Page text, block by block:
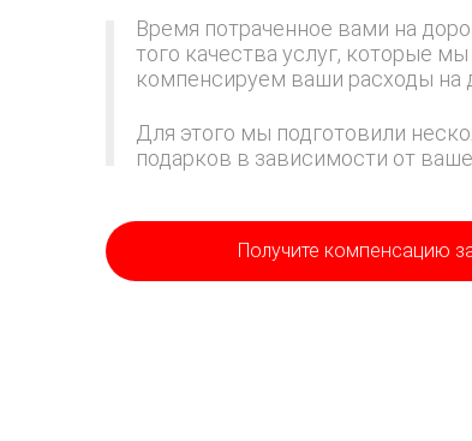
Время потраченное вами на
того качества услуг, которые
компенсируем ваши расходы на
Для этого мы подготовили
подарков в зависимости от
Получите компенсацию